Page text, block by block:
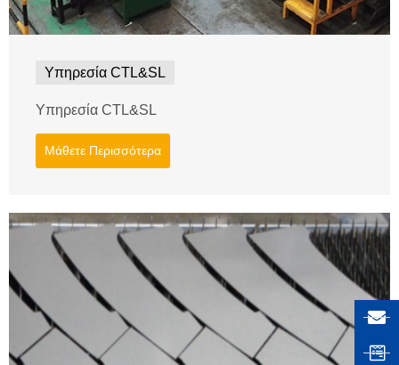
Υπηρεσία CTL&SL
Υπηρεσία CTL&SL
Μάθετε Περισσότερα